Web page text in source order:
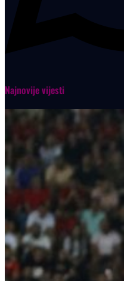
Najnovije vijesti